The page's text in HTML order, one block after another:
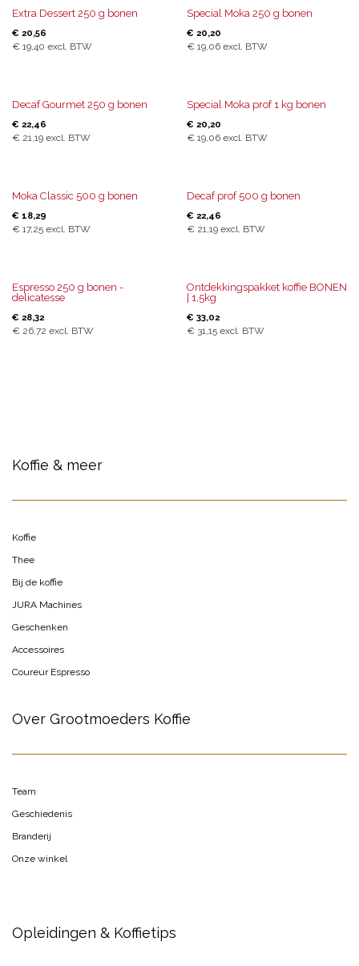
Extra Dessert 250 g bonen
€ 20,56
€ 19,40 excl. BTW
Special Moka 250 g bonen
€ 20,20
€ 19,06excl. BTW
Decaf Gourmet 250 g bonen
€ 22,46
€ 21,19 excl. BTW
Special Moka prof 1 kg bonen
€ 20,20
€ 19,06excl. BTW
Moka Classic 500 g bonen
€ 18,29
€ 17,25 excl. BTW
Decaf prof 500 g bonen
€ 22,46
€ 21,19excl. BTW
Espresso 250 g bonen -
delicatesse
€ 28,32
€ 26,72 excl. BTW
Ontdekkingspakket koffie BONEN
| 1,5kg
€ 33,02
€ 31,15excl. BTW
Koffie & meer
Koffie
Thee
Bij de koffie
JURA Machines
Geschenken
Accessoires
Coureur Espresso
Over Grootmoeders Koffie
Team
Geschiedenis
Branderij
Onze winkel
Opleidingen & Koffietips